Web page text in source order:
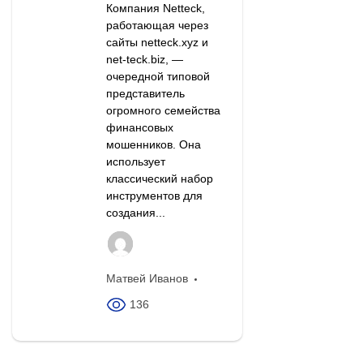
Компания Netteck,
работающая через
сайты netteck.xyz и
net-teck.biz, —
очередной типовой
представитель
огромного семейства
финансовых
мошенников. Она
использует
классический набор
инструментов для
создания...
Матвей Иванов
136